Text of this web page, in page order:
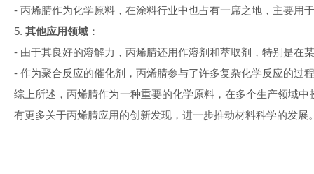
- 丙烯腈作为化学原料，在涂料行业中也占有一席之地，主要用
5. 其他应用领域 ：
- 由于其良好的溶解力，丙烯腈还用作溶剂和萃取剂，特别是在
- 作为聚合反应的催化剂，丙烯腈参与了许多复杂化学反应的过
综上所述，丙烯腈作为一种重要的化学原料，在多个生产领域
有更多关于丙烯腈应用的创新发现，进一步推动材料科学的发展